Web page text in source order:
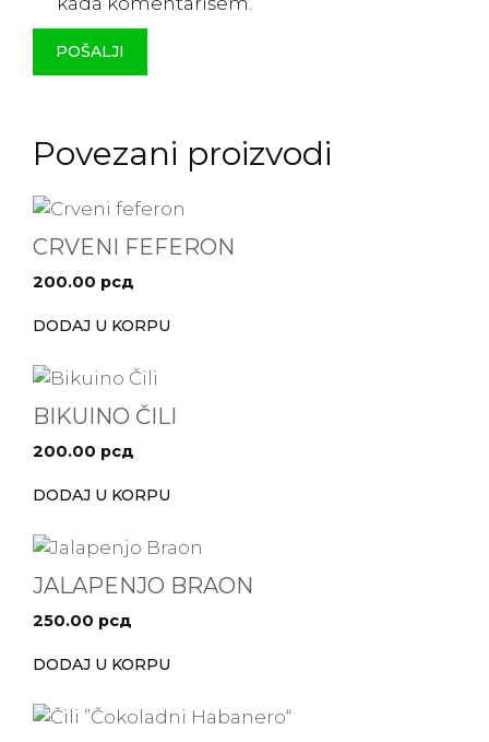
Povezani proizvodi
CRVENI FEFERON
200.00 рсд
DODAJ U KORPU
BIKUINO ČILI
200.00 рсд
DODAJ U KORPU
JALAPENJO BRAON
250.00 рсд
DODAJ U KORPU